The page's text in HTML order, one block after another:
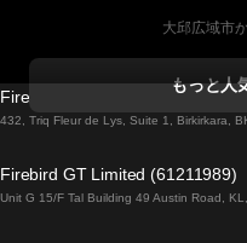
大邱広域市
ダブリンから
ローマか
もっと人
Firebird GT Limited (OC 1451)
432, Triq Fleur de Lys, Suite 1, Birkirkara,
Firebird GT Limited (61211989)
Unit G 15/F Tal Building 49 Austin Road,